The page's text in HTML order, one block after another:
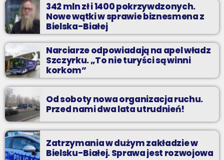
342 mln zł i 1400 pokrzywdzonych.
Nowe wątki w sprawie biznesmena z
Bielska-Białej
Narciarze odpowiadają na apel władz
Szczyrku. „To nie turyści są winni
korkom”
Od soboty nowa organizacja ruchu.
Przed nami dwa lata utrudnień!
Zatrzymania w dużym zakładzie w
Bielsku-Białej. Sprawa jest rozwojowa